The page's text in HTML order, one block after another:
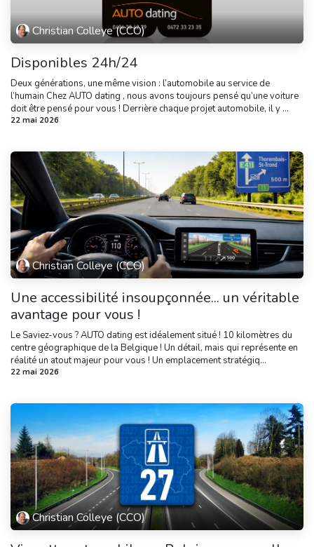
Christian Colleye (CCO)
Disponibles 24h/24
Deux générations, une même vision : l’automobile au service de
l’humain Chez AUTO dating , nous avons toujours pensé qu’une voiture
doit être pensé pour vous ! Derrière chaque projet automobile, il y ...
22 mai 2026
Christian Colleye (CCO)
Une accessibilité insoupçonnée... un véritable
avantage pour vous !
Le Saviez-vous ? AUTO dating est idéalement situé ! 10 kilomètres du
centre géographique de la Belgique ! Un détail, mais qui représente en
réalité un atout majeur pour vous ! Un emplacement stratégiq...
22 mai 2026
Christian Colleye (CCO)